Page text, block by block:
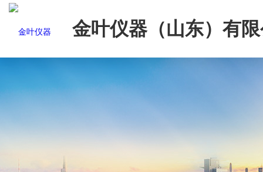
金叶仪器（山东）有